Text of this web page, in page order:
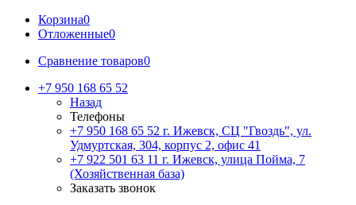
Корзина0
Отложенные0
Сравнение товаров0
+7 950 168 65 52
Назад
Телефоны
+7 950 168 65 52 г. Ижевск, СЦ "Гвоздь", ул.
Удмуртская, 304, корпус 2, офис 41
+7 922 501 63 11 г. Ижевск, улица Пойма, 7
(Хозяйственная база)
Заказать звонок